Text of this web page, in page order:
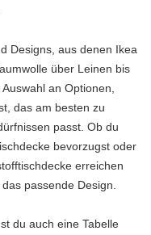
Designs, aus denen Ikea
über Leinen bis
an Optionen,
das am besten zu
passt. Ob du
bevorzugst oder
erreichen
passende Design.
du auch eine Tabelle